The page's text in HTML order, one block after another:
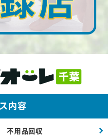
内容
不用品回収